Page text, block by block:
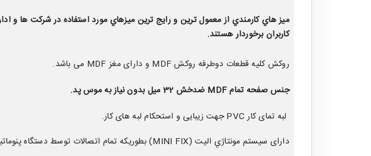
ميز هاي كارمندي از معمول ترين و رايج ترين ميزهاي مورد استفاده در شركت ها و
كاربران برخوردار هستند.
روکش کلیه قطعات دوطرفه روکش MDF و دارای مغز MDF می باشد.
جنس صفحه تمام MDF ضدخش 32 میل بدون نیاز به موس پد.
لبه تمای کار PVC جهت زیبایی و استحکام لبه های کار.
دارای سيستم مونتاژي اليت (MINI FIX) بطوریکه تمام اتصالات توسط دستگاه پنوماتیک الیت و پیچ های صامت الیت می باشد.